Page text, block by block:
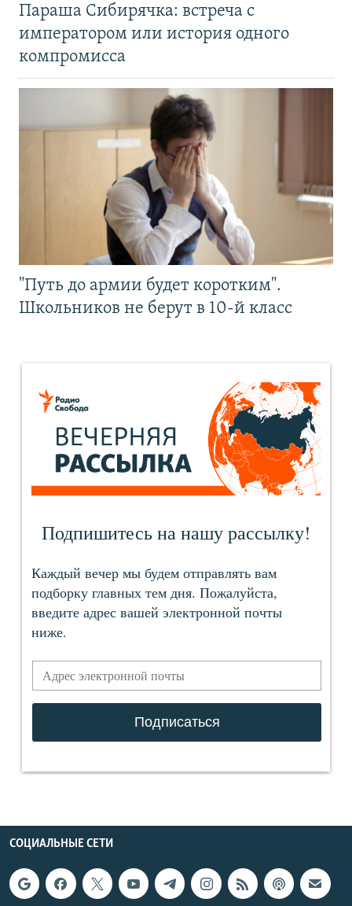
Параша Сибирячка: встреча с
императором или история одного
компромисса
"Путь до армии будет коротким".
Школьников не берут в 10-й класс
СОЦИАЛЬНЫЕ СЕТИ